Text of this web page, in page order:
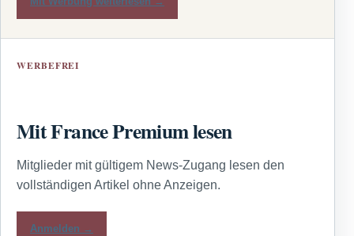
WERBEFREI
Mit France Premium lesen
Mitglieder mit gültigem News-Zugang lesen den
vollständigen Artikel ohne Anzeigen.
Anmelden →